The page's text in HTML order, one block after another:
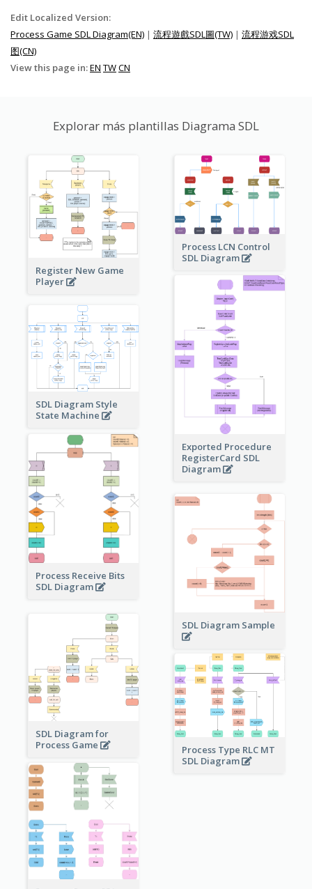
Edit Localized Version:
Process Game SDL Diagram(EN) | 流程遊戲SDL圖(TW) | 流程游戏SDL
图(CN)
View this page in:EN TWCN
Explorar más plantillas Diagrama SDL
Register New Game
Player
Process LCN Control
SDL Diagram
Exported Procedure
RegisterCard SDL
Diagram
SDL Diagram Style
State Machine
Process Receive Bits
SDL Diagram
SDL Diagram Sample
SDL Diagram for
Process Game
Process Type RLC MT
SDL Diagram